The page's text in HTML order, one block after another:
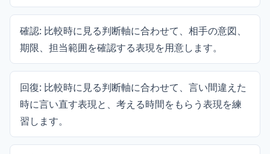
確認: 比較時に見る判断軸に合わせて、相手の意図、
期限、担当範囲を確認する表現を用意します。
回復: 比較時に見る判断軸に合わせて、言い間違えた
時に言い直す表現と、考える時間をもらう表現を練
習します。